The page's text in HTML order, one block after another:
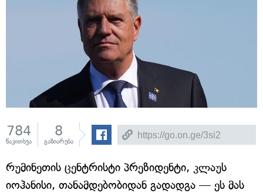
784
წაკითხვა
8
გაზიარება
რუმინეთის ცენტრისტი პრეზიდენტი, კლაუს
იოჰანისი, თანამდებობიდან გადადგა — ეს მას